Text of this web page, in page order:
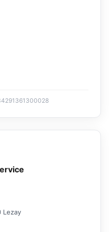
Lezay